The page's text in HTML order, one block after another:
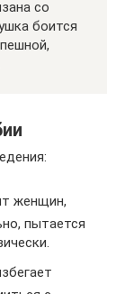
со
боится
женщин,
пытается